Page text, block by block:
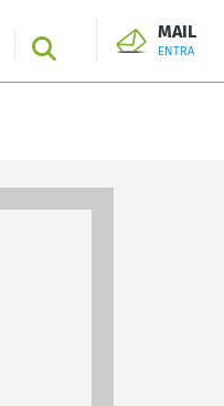
SEARCH
MAIL
ENTRA